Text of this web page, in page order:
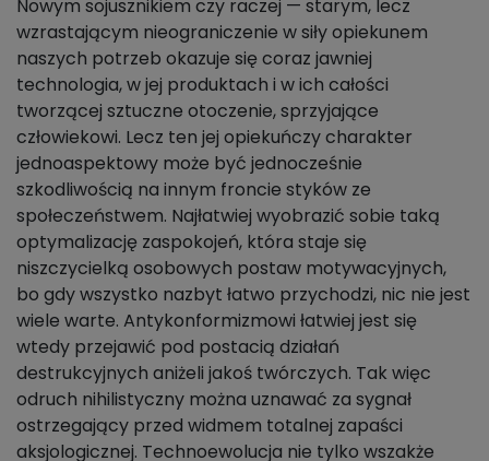
Nowym sojusznikiem czy raczej — starym, lecz
wzrastającym nieograniczenie w siły opiekunem
naszych potrzeb okazuje się coraz jawniej
technologia, w jej produktach i w ich całości
tworzącej sztuczne otoczenie, sprzyjające
człowiekowi. Lecz ten jej opiekuńczy charakter
jednoaspektowy może być jednocześnie
szkodliwością na innym froncie styków ze
społeczeństwem. Najłatwiej wyobrazić sobie taką
optymalizację zaspokojeń, która staje się
niszczycielką osobowych postaw motywacyjnych,
bo gdy wszystko nazbyt łatwo przychodzi, nic nie jest
wiele warte. Antykonformizmowi łatwiej jest się
wtedy przejawić pod postacią działań
destrukcyjnych aniżeli jakoś twórczych. Tak więc
odruch nihilistyczny można uznawać za sygnał
ostrzegający przed widmem totalnej zapaści
aksjologicznej. Technoewolucja nie tylko wszakże